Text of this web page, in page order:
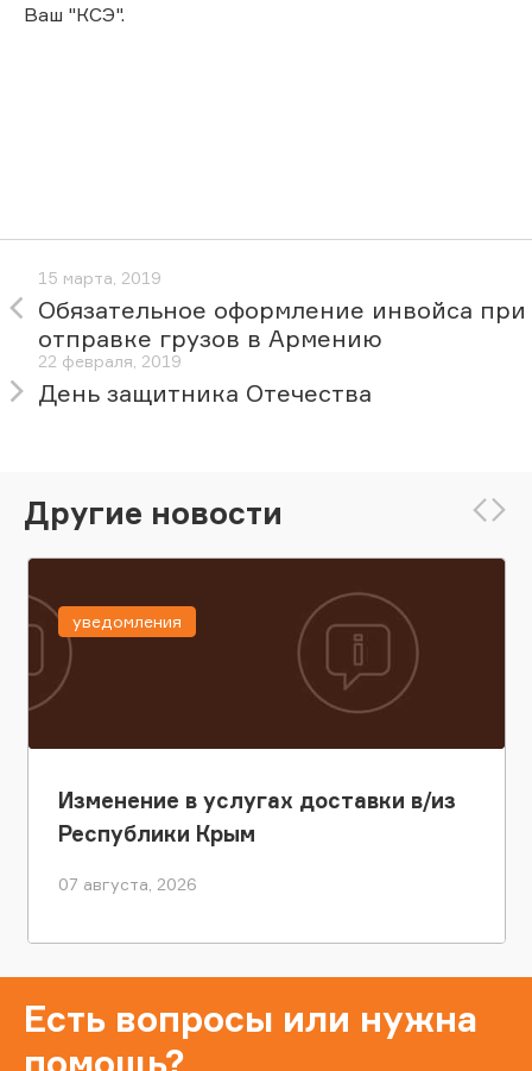
Ваш "КСЭ".
15 марта, 2019
Обязательное оформление инвойса при
отправке грузов в Армению
22 февраля, 2019
День защитника Отечества
Другие новости
Изменение в услугах доставки в/из
Республики Крым
07 августа, 2026
уведомления
Есть вопросы или нужна